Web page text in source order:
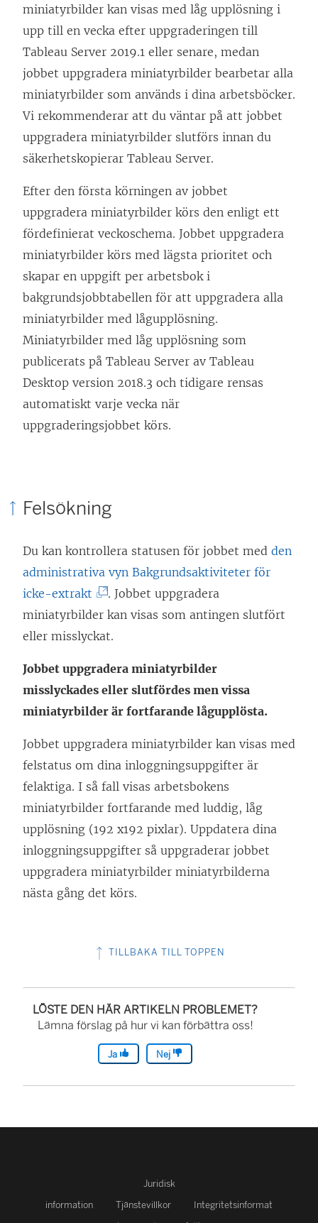
miniatyrbilder kan visas med låg upplösning i
upp till en vecka efter uppgraderingen till
Tableau Server 2019.1 eller senare, medan
jobbet uppgradera miniatyrbilder bearbetar alla
miniatyrbilder som används i dina arbetsböcker.
Vi rekommenderar att du väntar på att jobbet
uppgradera miniatyrbilder slutförs innan du
säkerhetskopierar Tableau Server.
Efter den första körningen av jobbet
uppgradera miniatyrbilder körs den enligt ett
fördefinierat veckoschema. Jobbet uppgradera
miniatyrbilder körs med lägsta prioritet och
skapar en uppgift per arbetsbok i
bakgrundsjobbtabellen för att uppgradera alla
miniatyrbilder med lågupplösning.
Miniatyrbilder med låg upplösning som
publicerats på Tableau Server av Tableau
Desktop version 2018.3 och tidigare rensas
automatiskt varje vecka när
uppgraderingsjobbet körs.
Felsökning
Du kan kontrollera statusen för jobbet med den
administrativa vyn Bakgrundsaktiviteter för
icke-extrakt
L
ä
ö
p
p
n
a
s
i
e
ö
n
t
. Jobbet uppgradera
miniatyrbilder kan visas som antingen slutfört
eller misslyckat.
Jobbet uppgradera miniatyrbilder
misslyckades eller slutfördes men vissa
miniatyrbilder är fortfarande lågupplösta.
Jobbet uppgradera miniatyrbilder kan visas med
felstatus om dina inloggningsuppgifter är
felaktiga. I så fall visas arbetsbokens
miniatyrbilder fortfarande med luddig, låg
upplösning (192 x192 pixlar). Uppdatera dina
inloggningsuppgifter så uppgraderar jobbet
uppgradera miniatyrbilder miniatyrbilderna
nästa gång det körs.
TILLBAKA TILL TOPPEN
LÖSTE DEN HÄR ARTIKELN PROBLEMET?
Lämna förslag på hur vi kan förbättra oss!
Ja Nej
Juridisk
information
Tjänstevillkor
Integritetsinformat